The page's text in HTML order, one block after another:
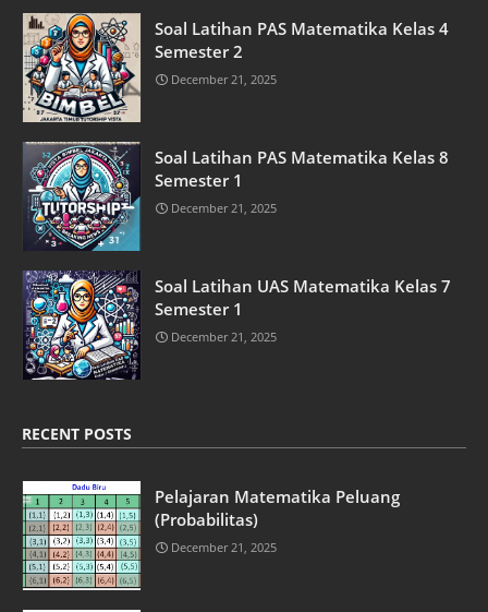
Soal Latihan PAS Matematika Kelas 4
Semester 2
December 21, 2025
Soal Latihan PAS Matematika Kelas 8
Semester 1
December 21, 2025
Soal Latihan UAS Matematika Kelas 7
Semester 1
December 21, 2025
RECENT POSTS
Pelajaran Matematika Peluang
(Probabilitas)
December 21, 2025